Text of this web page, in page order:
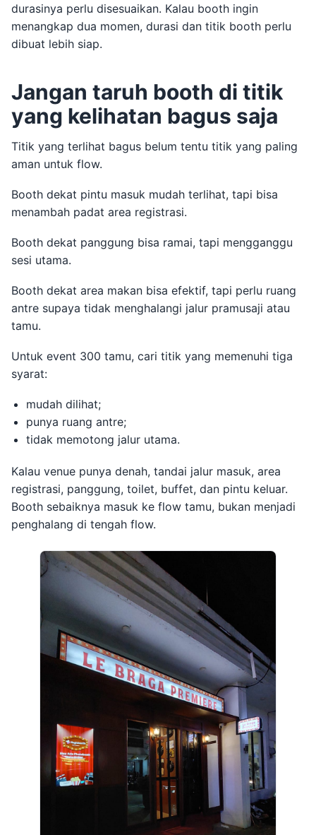
durasinya perlu disesuaikan. Kalau booth ingin
menangkap dua momen, durasi dan titik booth perlu
dibuat lebih siap.
Jangan taruh booth di titik
yang kelihatan bagus saja
Titik yang terlihat bagus belum tentu titik yang paling
aman untuk flow.
Booth dekat pintu masuk mudah terlihat, tapi bisa
menambah padat area registrasi.
Booth dekat panggung bisa ramai, tapi mengganggu
sesi utama.
Booth dekat area makan bisa efektif, tapi perlu ruang
antre supaya tidak menghalangi jalur pramusaji atau
tamu.
Untuk event 300 tamu, cari titik yang memenuhi tiga
syarat:
mudah dilihat;
punya ruang antre;
tidak memotong jalur utama.
Kalau venue punya denah, tandai jalur masuk, area
registrasi, panggung, toilet, buffet, dan pintu keluar.
Booth sebaiknya masuk ke flow tamu, bukan menjadi
penghalang di tengah flow.